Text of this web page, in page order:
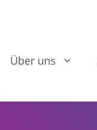
Über uns